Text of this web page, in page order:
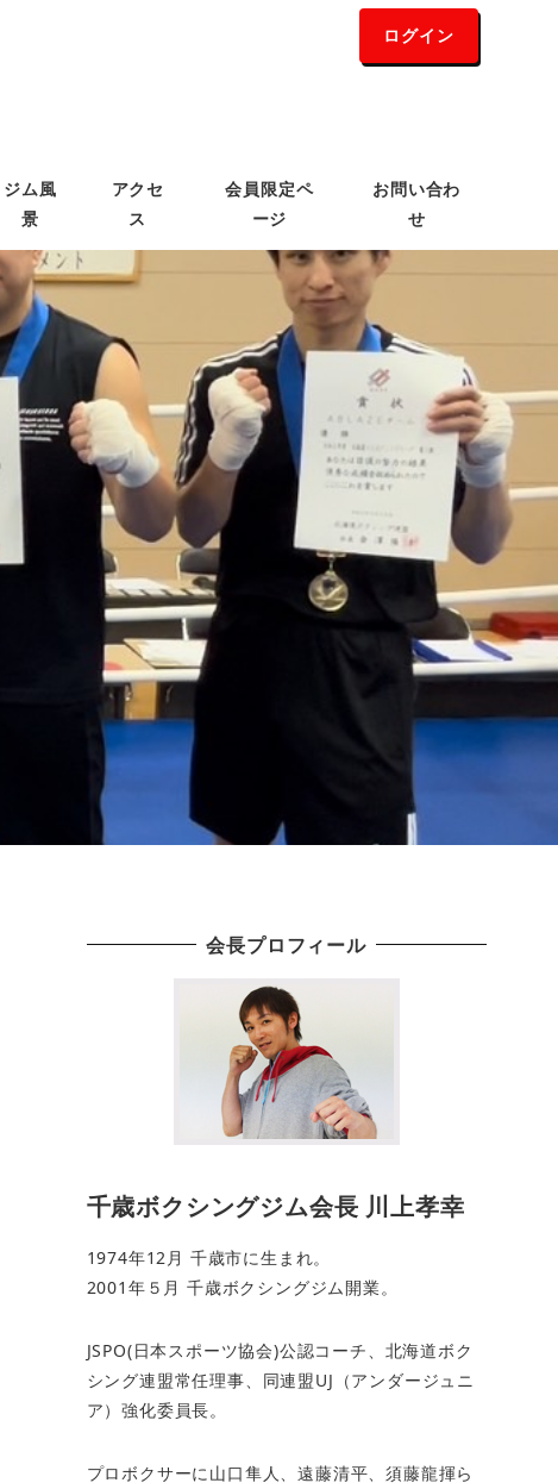
ログイン
ジム風
景
アクセ
ス
会員限定ペ
ージ
お問い合わ
せ
会長プロフィール
千歳ボクシングジム会長 川上孝幸
1974年12月 千歳市に生まれ。
2001年５月 千歳ボクシングジム開業。
JSPO(日本スポーツ協会)公認コーチ、北海道ボク
シング連盟常任理事、同連盟UJ（アンダージュニ
ア）強化委員長。
プロボクサーに山口隼人、遠藤清平、須藤龍揮ら